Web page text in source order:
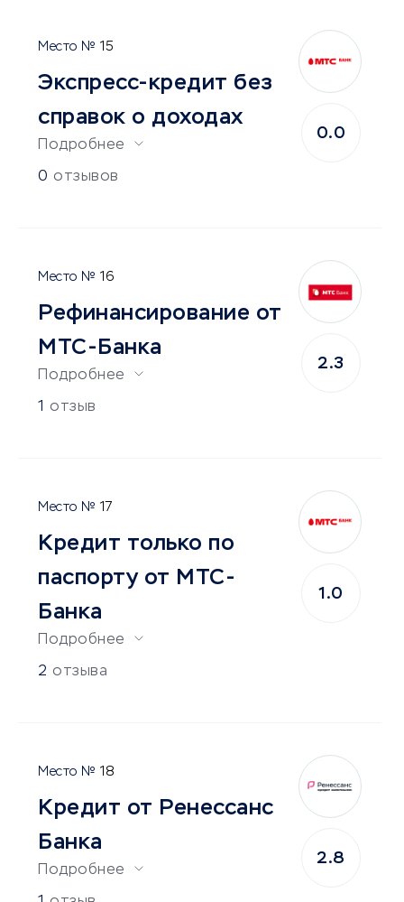
15
Экспресс-кредит без
справок о доходах
Подробнее
0 отзывов
0.0
16
Рефинансирование от
МТС-Банка
Подробнее
1 отзыв
2.3
17
Кредит только по
паспорту от МТС-
Банка
Подробнее
2 отзыва
1.0
18
Кредит от Ренессанс
Банка
Подробнее
2.8